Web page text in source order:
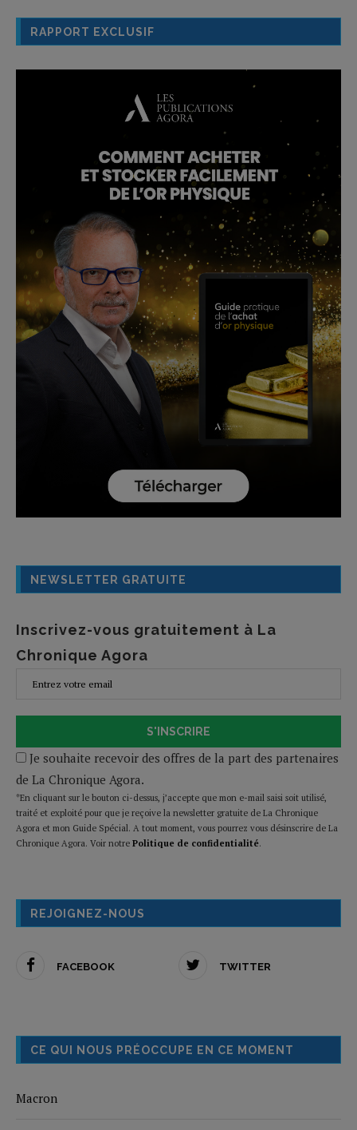
RAPPORT EXCLUSIF
NEWSLETTER GRATUITE
Inscrivez-vous gratuitement à La
Chronique Agora
S'INSCRIRE
Je souhaite recevoir des offres de la part des partenaires
de La Chronique Agora.
*En cliquant sur le bouton ci-dessus, j’accepte que mon e-mail saisi soit utilisé,
traité et exploité pour que je reçoive la newsletter gratuite de La Chronique
Agora et mon Guide Spécial. A tout moment, vous pourrez vous désinscrire de La
Chronique Agora. Voir notre Politique de confidentialité.
REJOIGNEZ-NOUS
FACEBOOK TWITTER
CE QUI NOUS PRÉOCCUPE EN CE MOMENT
Macron